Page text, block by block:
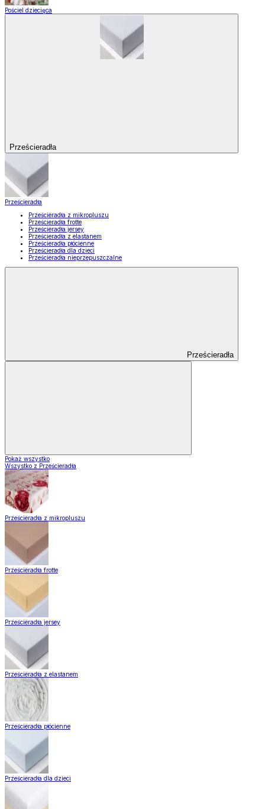
Pościel dziecięca
Prześcieradła
Prześcieradła
Prześcieradła z mikropluszu
Prześcieradła frotte
Prześcieradła jersey
Prześcieradła z elastanem
Prześcieradła płócienne
Prześcieradła dla dzieci
Prześcieradła nieprzepuszczalne
Prześcieradła
Pokaż wszystko
Wszystko z Prześcieradła
Prześcieradła z mikropluszu
Prześcieradła frotte
Prześcieradła jersey
Prześcieradła z elastanem
Prześcieradła płócienne
Prześcieradła dla dzieci